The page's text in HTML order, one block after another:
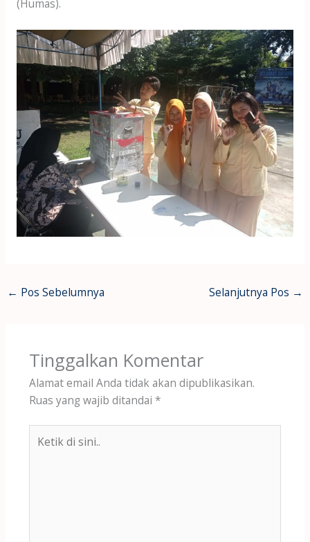
(Humas).
← Pos Sebelumnya Selanjutnya Pos →
Tinggalkan Komentar
Alamat email Anda tidak akan dipublikasikan.
Ruas yang wajib ditandai *